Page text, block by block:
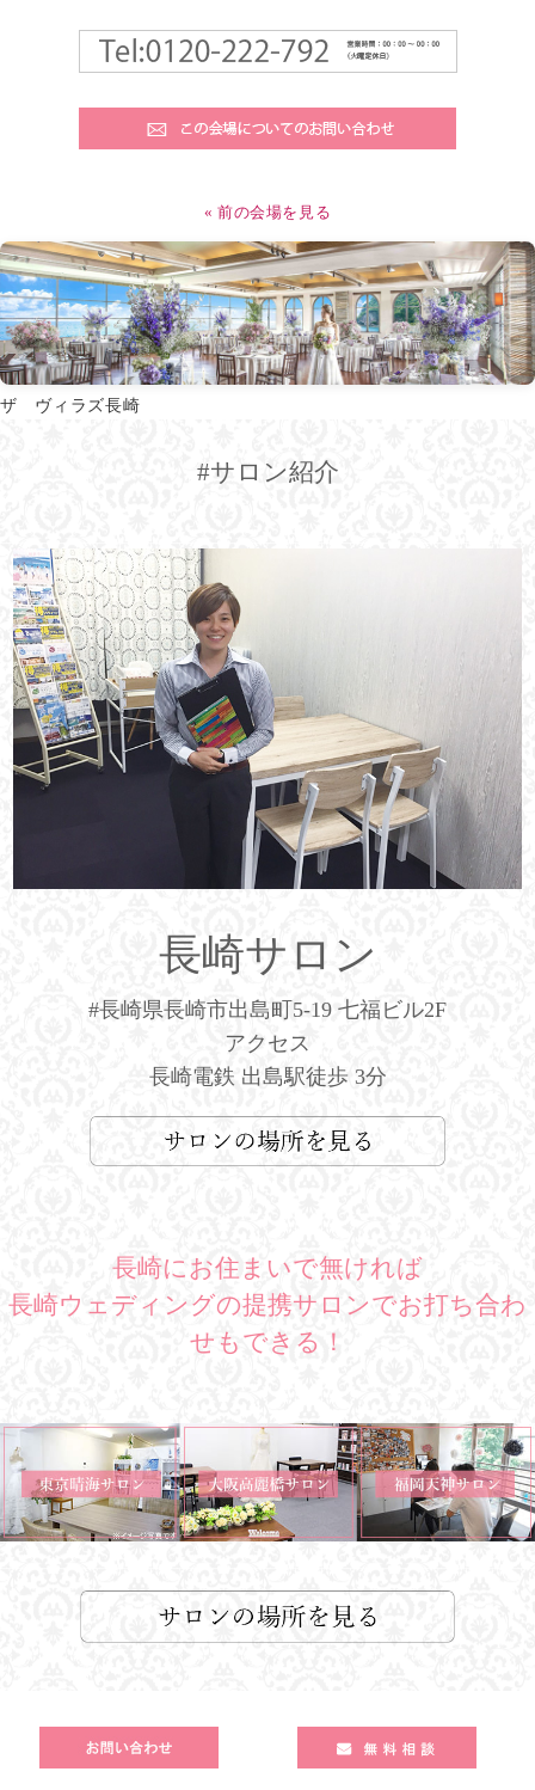
« 前の会場を見る
ザ ヴィラズ長崎
#サロン紹介
長崎サロン
#長崎県長崎市出島町5-19 七福ビル2F
アクセス
長崎電鉄 出島駅徒歩 3分
長崎にお住まいで無ければ
長崎ウェディングの提携サロンでお打ち合わ
せもできる！